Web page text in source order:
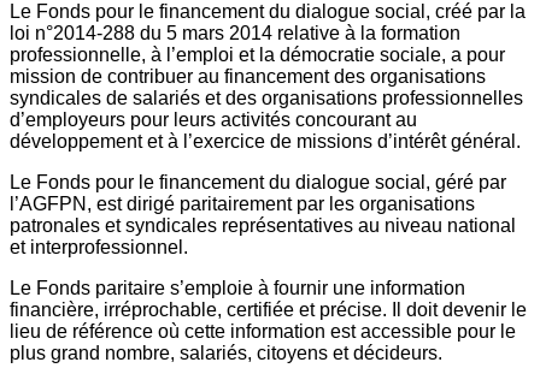
Le Fonds pour le financement du dialogue social, créé par la
loi n°2014-288 du 5 mars 2014 relative à la formation
professionnelle, à l’emploi et la démocratie sociale, a pour
mission de contribuer au financement des organisations
syndicales de salariés et des organisations professionnelles
d’employeurs pour leurs activités concourant au
développement et à l’exercice de missions d’intérêt général.
Le Fonds pour le financement du dialogue social, géré par
l’AGFPN, est dirigé paritairement par les organisations
patronales et syndicales représentatives au niveau national
et interprofessionnel.
Le Fonds paritaire s’emploie à fournir une information
financière, irréprochable, certifiée et précise. Il doit devenir le
lieu de référence où cette information est accessible pour le
plus grand nombre, salariés, citoyens et décideurs.